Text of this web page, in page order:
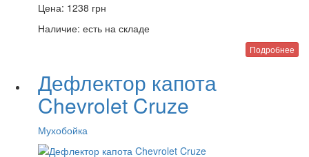
Цена: 1238 грн
Наличие: есть на складе
Подробнее
Дефлектор капота
Chevrolet Cruze
Мухобойка